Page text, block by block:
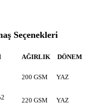
Seçenekleri
AĞIRLIK DÖNEM
200 GSM YAZ
220 GSM YAZ